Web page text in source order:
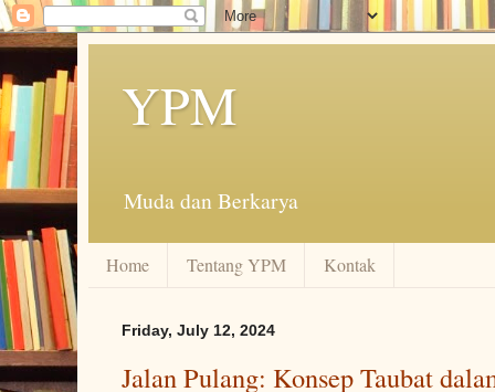
YPM
Muda dan Berkarya
Home Tentang YPM Kontak
Friday, July 12, 2024
Jalan Pulang: Konsep Taubat